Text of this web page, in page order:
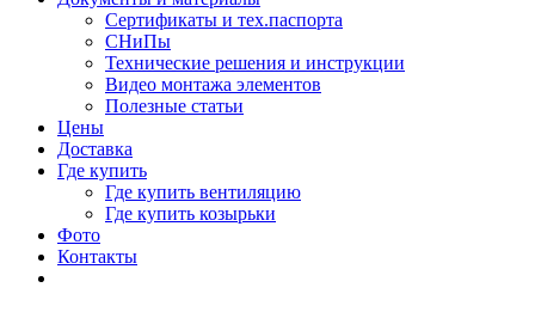
Сертификаты и тех.паспорта
СНиПы
Технические решения и инструкции
Видео монтажа элементов
Полезные статьи
Цены
Доставка
Где купить
Где купить вентиляцию
Где купить козырьки
Фото
Контакты